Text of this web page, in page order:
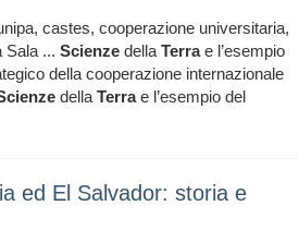
castes, cooperazione universitaria,
Sala ... Scienze della Terrae l’esempio
della cooperazione internazionale
della Terrae l’esempio del
ed El Salvador: storia e